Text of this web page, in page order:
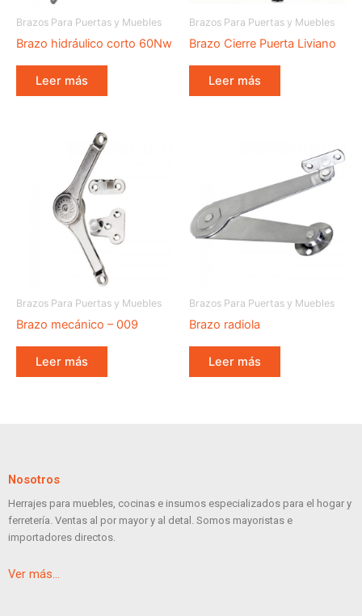
Brazos Para Puertas y Muebles
Brazo hidráulico corto 60Nw
Leer más
Brazos Para Puertas y Muebles
Brazo Cierre Puerta Liviano
Leer más
Brazos Para Puertas y Muebles
Brazo mecánico – 009
Leer más
Brazos Para Puertas y Muebles
Brazo radiola
Leer más
Nosotros
Herrajes para muebles, cocinas e insumos especializados para el hogar y
ferretería. Ventas al por mayor y al detal. Somos mayoristas e
importadores directos.
Ver más…